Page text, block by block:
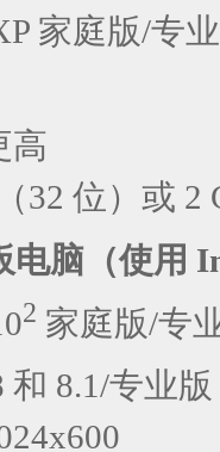
家庭版/专
高
32 位）或 2
电脑（使用
2 家庭版/专
和 8.1/专业